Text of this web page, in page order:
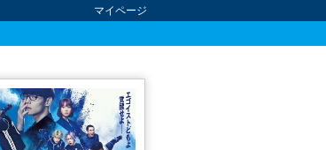
マイページ